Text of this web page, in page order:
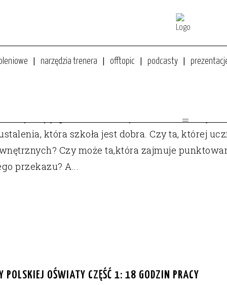
narzędzia trenera offtopic podcasty
aby jego dziecko uczęszczało do dobrej
która szkoła jest dobra. Czy ta, której
Czy może ta,która zajmuje
przekazu? A...
POLSKIEJ OŚWIATY CZĘŚĆ 1: 18 GODZIN PRACY